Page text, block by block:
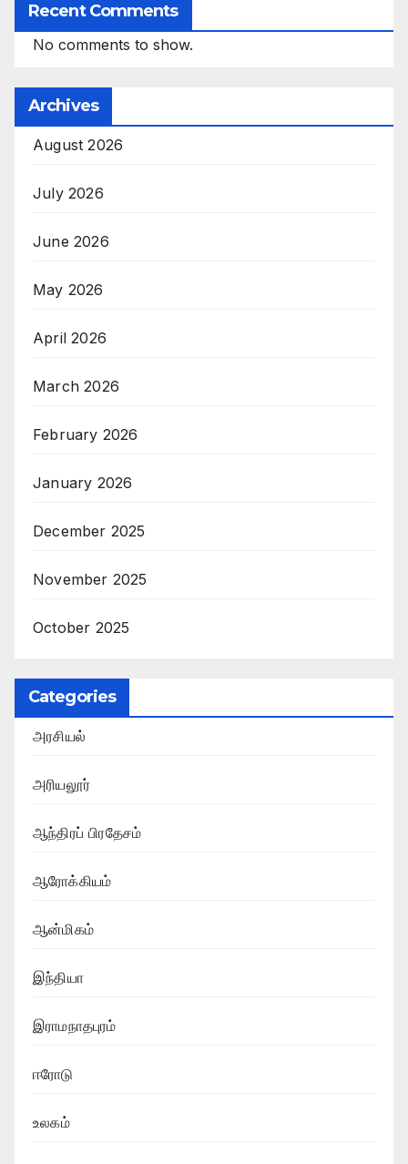
Recent Comments
No comments to show.
Archives
August 2026
July 2026
June 2026
May 2026
April 2026
March 2026
February 2026
January 2026
December 2025
November 2025
October 2025
Categories
அரசியல்
அரியலூர்
ஆந்திரப் பிரதேசம்
ஆரோக்கியம்
ஆன்மிகம்
இந்தியா
இராமநாதபுரம்
ஈரோடு
உலகம்